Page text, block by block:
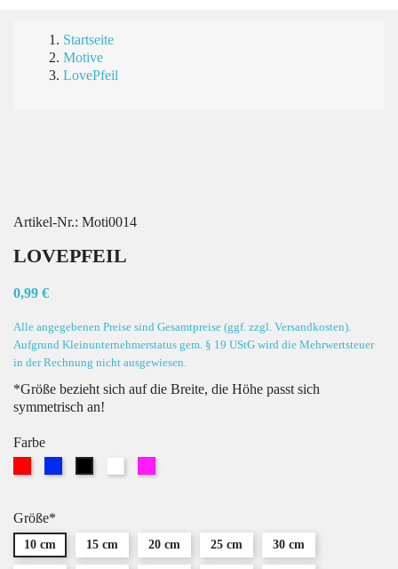
Startseite
Motive
LovePfeil
Artikel-Nr.: Moti0014
LOVEPFEIL
0,99 €
Alle angegebenen Preise sind Gesamtpreise (ggf. zzgl. Versandkosten).
Aufgrund Kleinunternehmerstatus gem. § 19 UStG wird die Mehrwertsteuer
in der Rechnung nicht ausgewiesen.
*Größe bezieht sich auf die Breite, die Höhe passt sich
symmetrisch an!
Farbe
Größe*
10 cm 15 cm 20 cm 25 cm 30 cm